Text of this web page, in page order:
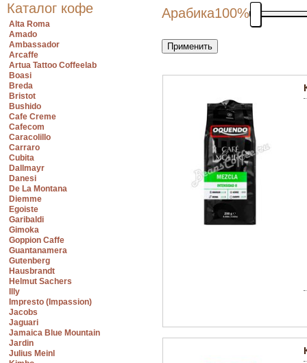
Каталог кофе
Alta Roma
Amado
Ambassador
Arcaffe
Artua Tattoo Coffeelab
Boasi
Breda
Bristot
Bushido
Cafe Creme
Cafecom
Caracolillo
Carraro
Cubita
Dallmayr
Danesi
De La Montana
Diemme
Egoiste
Garibaldi
Gimoka
Goppion Caffe
Guantanamera
Gutenberg
Hausbrandt
Helmut Sachers
Illy
Impresto (Impassion)
Jacobs
Jaguari
Jamaica Blue Mountain
Jardin
Julius Meinl
Арабика100%